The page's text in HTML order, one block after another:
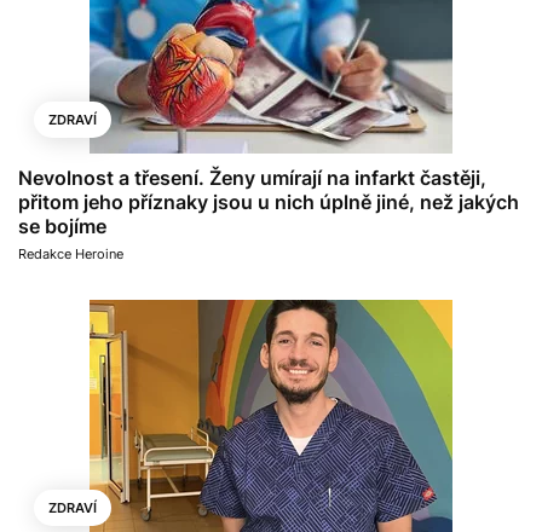
ZDRAVÍ
Nevolnost a třesení. Ženy umírají na infarkt častěji,
přitom jeho příznaky jsou u nich úplně jiné, než jakých
se bojíme
Redakce Heroine
ZDRAVÍ